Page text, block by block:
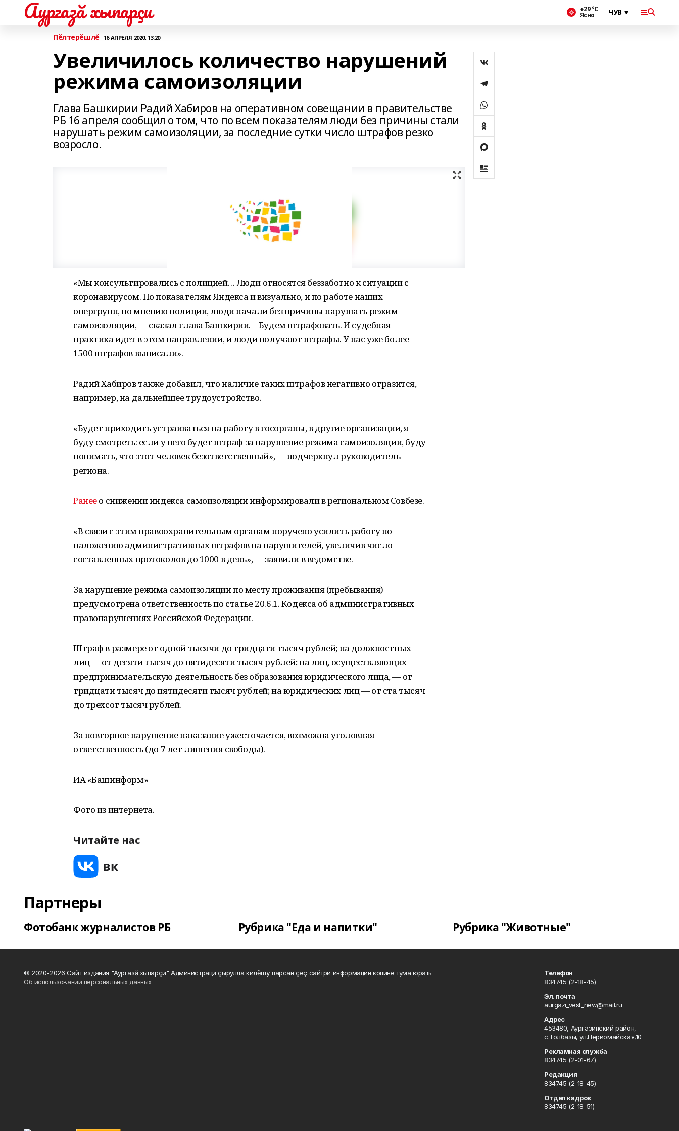
Аургазă хыпарçи +29 °С
Ясно
Пĕлтерĕшлĕ 16 АПРЕЛЯ 2020, 13:20
Увеличилось количество нарушений
режима самоизоляции
Глава Башкирии Радий Хабиров на оперативном совещании в правительстве
РБ 16 апреля сообщил о том, что по всем показателям люди без причины стали
нарушать режим самоизоляции, за последние сутки число штрафов резко
возросло.
«Мы консультировались с полицией… Люди относятся беззаботно к ситуации с
коронавирусом. По показателям Яндекса и визуально, и по работе наших
опергрупп, по мнению полиции, люди начали без причины нарушать режим
самоизоляции, — сказал глава Башкирии. – Будем штрафовать. И судебная
практика идет в этом направлении, и люди получают штрафы. У нас уже более
1500 штрафов выписали».
Радий Хабиров также добавил, что наличие таких штрафов негативно отразится,
например, на дальнейшее трудоустройство.
«Будет приходить устраиваться на работу в госорганы, в другие организации, я
буду смотреть: если у него будет штраф за нарушение режима самоизоляции, буду
понимать, что этот человек безответственный», — подчеркнул руководитель
региона.
Ранеео снижении индекса самоизоляции информировали в региональном Совбезе.
«В связи с этим правоохранительным органам поручено усилить работу по
наложению административных штрафов на нарушителей, увеличив число
составленных протоколов до 1000 в день», — заявили в ведомстве.
За нарушение режима самоизоляции по месту проживания (пребывания)
предусмотрена ответственность по статье 20.6.1. Кодекса об административных
правонарушениях Российской Федерации.
Штраф в размере от одной тысячи до тридцати тысяч рублей; на должностных
лиц — от десяти тысяч до пятидесяти тысяч рублей; на лиц, осуществляющих
предпринимательскую деятельность без образования юридического лица, — от
тридцати тысяч до пятидесяти тысяч рублей; на юридических лиц — от ста тысяч
до трехсот тысяч рублей.
За повторное нарушение наказание ужесточается, возможна уголовная
ответственность (до 7 лет лишения свободы).
ИА «Башинформ»
Фото из интернета.
Читайте нас
Партнеры
Фотобанк журналистов РБ Рубрика "Еда и напитки" Рубрика "Животные"
© 2020-2026 Сайт издания "Аургазă хыпарçи" Администраци çырулла килĕшÿ парсан çеç сайтри информацин копине тума юрать
Об использовании персональных данных
Телефон
834745 (2-18-45)
Эл. почта
aurgazi_vest_new@mail.ru
Адрес
453480, Аургазинский район,
с.Толбазы, ул.Первомайская,10
Рекламная служба
834745 (2-01-67)
Редакция
834745 (2-18-45)
Отдел кадров
834745 (2-18-51)